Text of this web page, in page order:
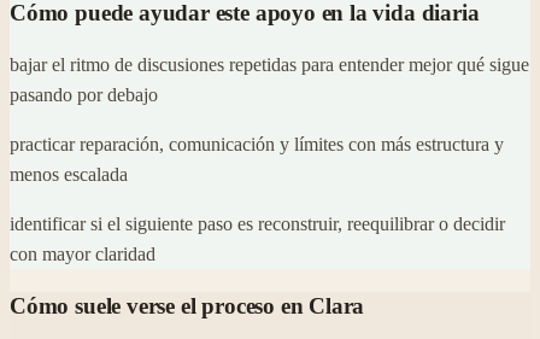
Cómo puede ayudar este apoyo en la vida diaria
bajar el ritmo de discusiones repetidas para entender mejor qué sigue
pasando por debajo
practicar reparación, comunicación y límites con más estructura y
menos escalada
identificar si el siguiente paso es reconstruir, reequilibrar o decidir
con mayor claridad
Cómo suele verse el proceso en Clara